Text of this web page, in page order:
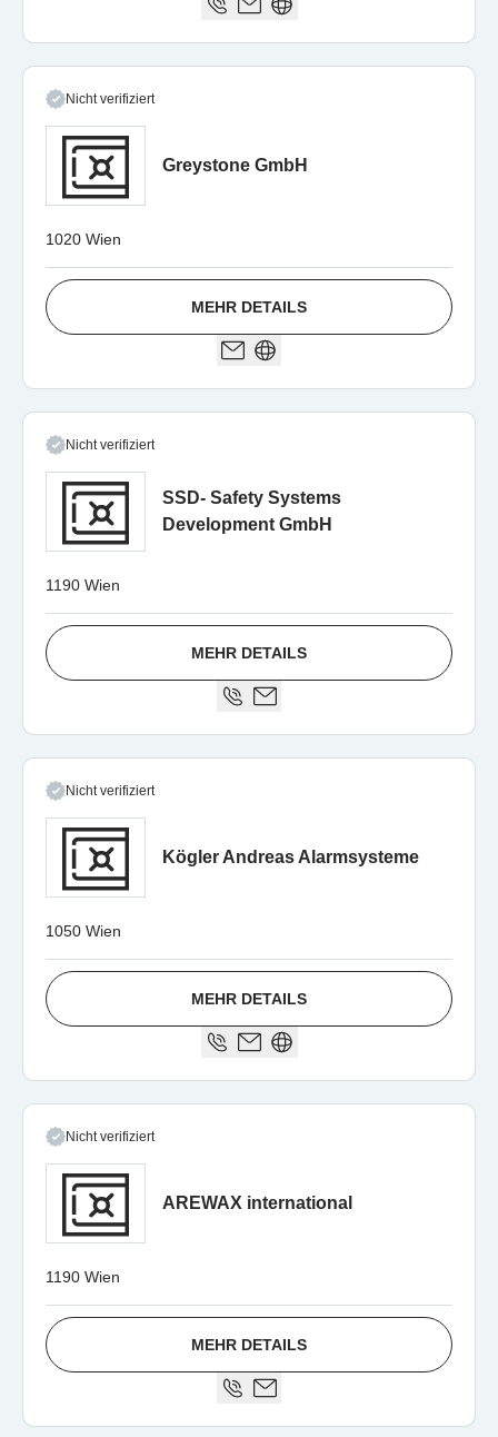
Nicht verifiziert
Greystone GmbH
1020 Wien
MEHR DETAILS
Nicht verifiziert
SSD- Safety Systems
Development GmbH
1190 Wien
MEHR DETAILS
Nicht verifiziert
Kögler Andreas Alarmsysteme
1050 Wien
MEHR DETAILS
Nicht verifiziert
AREWAX international
1190 Wien
MEHR DETAILS